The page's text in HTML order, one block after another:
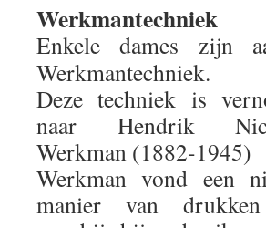
Werkmantechniek
Enkele dames zijn
Werkmantechniek.
Deze techniek is
naar Hendrik
Werkman (1882-1945)
Werkman vond een
manier van